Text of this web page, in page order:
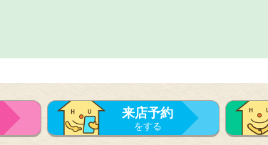
来店予約
をする